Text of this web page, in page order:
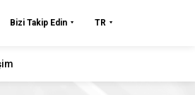
Bizi Takip Edin TR